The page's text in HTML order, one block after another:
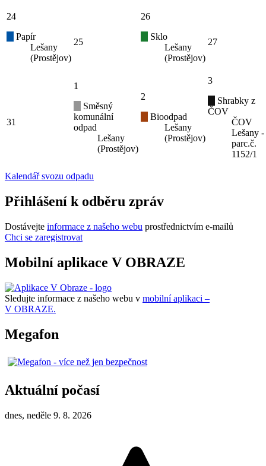
24
Papír
Lešany
(Prostějov)
25
26
Sklo
Lešany
(Prostějov)
27
31
1
Směsný
komunální
odpad
Lešany
(Prostějov)
2
Bioodpad
Lešany
(Prostějov)
3
Shrabky z
ČOV
ČOV
Lešany -
parc.č.
1152/1
Kalendář svozu odpadu
Přihlášení k odběru zpráv
Dostávejte informace z našeho webu prostřednictvím e-mailů
Chci se zaregistrovat
Mobilní aplikace V OBRAZE
Sledujte informace z našeho webu v mobilní aplikaci –
V OBRAZE.
Megafon
Aktuální počasí
dnes, neděle 9. 8. 2026